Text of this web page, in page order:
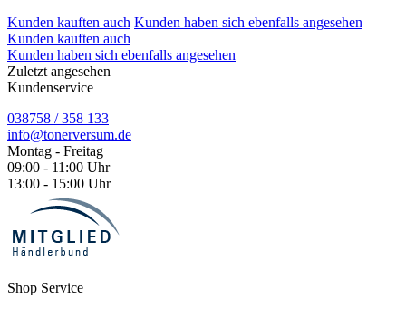
Kunden kauften auch Kunden haben sich ebenfalls angesehen
Kunden kauften auch
Kunden haben sich ebenfalls angesehen
Zuletzt angesehen
Kundenservice
038758 / 358 133
info@tonerversum.de
Montag - Freitag
09:00 - 11:00 Uhr
13:00 - 15:00 Uhr
Shop Service